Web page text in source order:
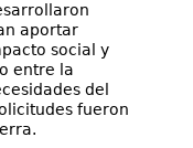
aportar
social y
entre la
del
fueron